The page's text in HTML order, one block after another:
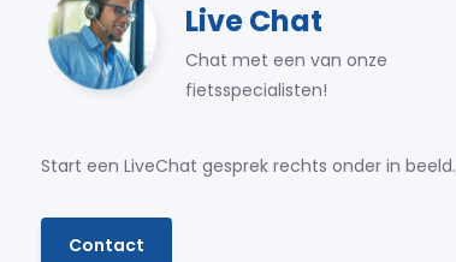
Live Chat
Chat met een van onze
fietsspecialisten!
Start een LiveChat gesprek rechts onder in beeld.
Contact